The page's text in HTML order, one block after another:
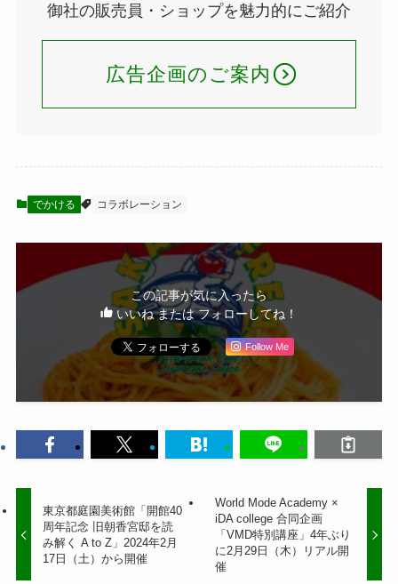
御社の販売員・ショップを魅力的にご紹介
広告企画のご案内
でかける コラボレーション
この記事が気に入ったら
いいね または フォローしてね！
Follow Me
東京都庭園美術館「開館40
周年記念 旧朝香宮邸を読
み解く A to Z」2024年2月
17日（土）から開催
World Mode Academy ×
iDA college 合同企画
「VMD特別講座」4年ぶり
に2月29日（木）リアル開
催